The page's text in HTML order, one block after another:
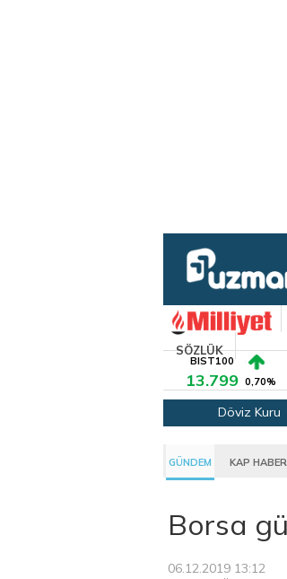
SÖZLÜK
BIST100
13.799 0,70%
Döviz Kuru
GÜNDEM KAP
Borsa
06.12.2019 13:12